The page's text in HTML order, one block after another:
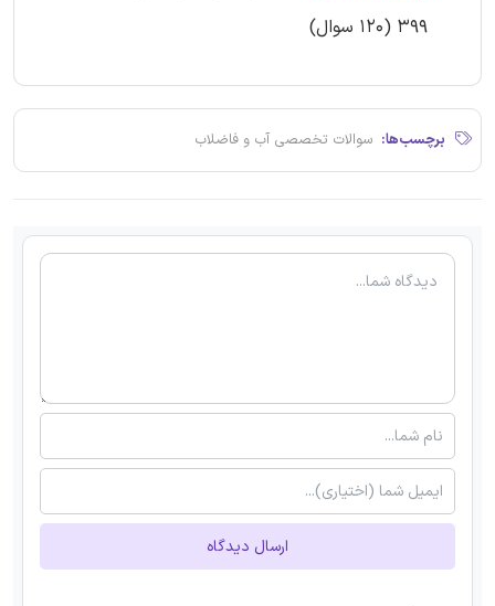
399 (120 سوال)
برچسب‌ها: سوالات تخصصی آب و فاضلاب
ارسال دیدگاه